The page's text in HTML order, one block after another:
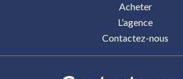
Acheter
L'agence
Contactez-nous